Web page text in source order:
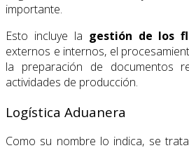
importante.
Esto incluye la gestión de los
externos e internos, el
la preparación de documentos
actividades de producción.
Logística Aduanera
Como su nombre lo indica, se